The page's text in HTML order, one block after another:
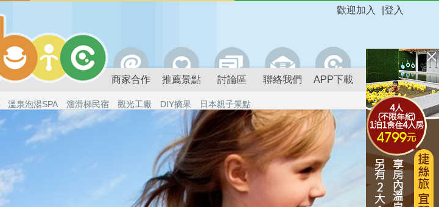
登入
歡迎加入
商家合作 推薦景點 討論區 聯絡我們 APP下載
溫泉泡湯SPA 溜滑梯民宿 觀光工廠 DIY摘果 日本親子景點